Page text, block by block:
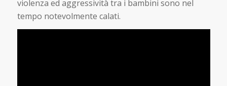
violenza ed aggressività tra i bambini sono nel
tempo notevolmente calati.